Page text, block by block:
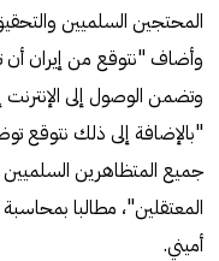
المحتجين السلميين
وأضاف "نتوقع من إيران أن
وتضمن الوصول إلى الإنترنت
"بالإضافة إلى ذلك نتوقع
جميع المتظاهرين السلميين
المعتقلين"، مطالبا
أميني.